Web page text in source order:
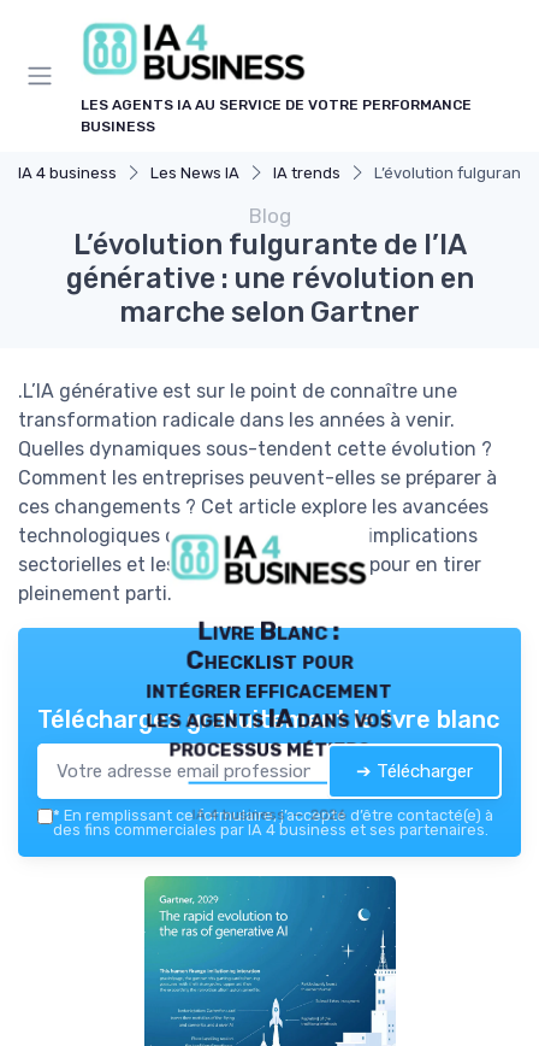
LES AGENTS IA AU SERVICE DE VOTRE PERFORMANCE
BUSINESS
IA 4 business Les News IA IA trends L’évolution
Blog
L’évolution fulgurante de l’IA
générative : une révolution en
marche selon Gartner
.L’IA générative est sur le point de connaître une
transformation radicale dans les années à venir.
Quelles dynamiques sous-tendent cette évolution ?
Comment les entreprises peuvent-elles se préparer à
ces changements ? Cet article explore les avancées
technologiques de l’IA générative, ses implications
sectorielles et les stratégies à adopter pour en tirer
pleinement parti.
Livre Blanc :
Checklist pour
intégrer efficacement
les agents IA dans vos
processus métiers
IA 4 business — 2026
Téléchargez gratuitement le livre blanc
➔ Télécharger
* En remplissant ce formulaire, j’accepte d’être contacté(e) à
des fins commerciales par IA 4 business et ses partenaires.